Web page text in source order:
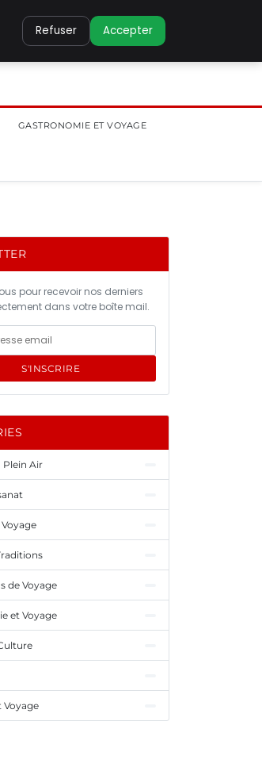
GASTRONOMIE ET VOYAGE
pour recevoir nos derniers
dans votre boîte mail.
S'INSCRIRE
Plein Air
de Voyage
et Voyage
Voyage
Refuser Accepter